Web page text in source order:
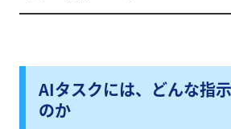
AIタスクには、どんな指
のか